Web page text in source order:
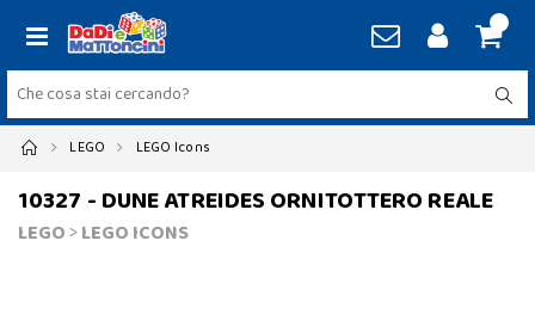
LEGO LEGO Icons
10327 - DUNE ATREIDES ORNITOTTERO REALE
LEGO>LEGO ICONS